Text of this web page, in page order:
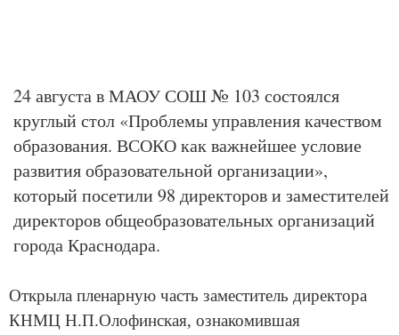
24 августа в МАОУ СОШ № 103 состоялся
круглый стол «Проблемы управления качеством
образования. ВСОКО как важнейшее условие
развития образовательной организации»,
который посетили 98 директоров и заместителей
директоров общеобразовательных организаций
города Краснодара.
Открыла пленарную часть заместитель директора
КНМЦ Н.П.Олофинская, ознакомившая